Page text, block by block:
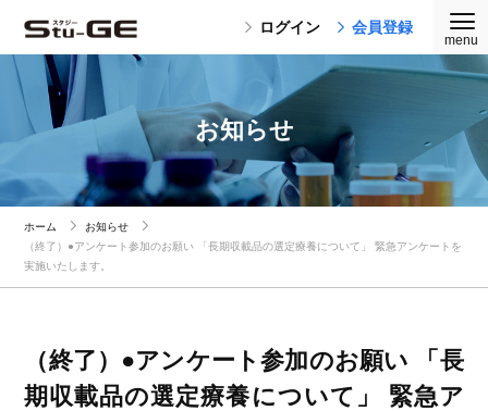
ログイン 会員登録
お知らせ
ホーム
お知らせ
（終了）●アンケート参加のお願い 「長期収載品の選定療養について」 緊急アンケートを
実施いたします。
（終了）●アンケート参加のお願い 「長
期収載品の選定療養について」 緊急ア